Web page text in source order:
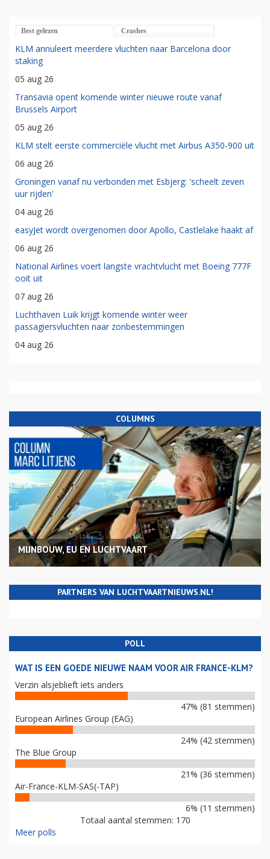
Best gelezen Crashes
KLM annuleert meerdere vluchten naar Barcelona door
staking
05 aug 26
Transavia opent komende winter nieuwe route vanaf
Brussels Airport
05 aug 26
KLM stelt eerste commerciële vlucht met Airbus A350-900 uit
06 aug 26
Groningen vanaf nu verbonden met Esbjerg: 'scheelt zeven
uur rijden'
04 aug 26
easyJet wordt overgenomen door Apollo, Castlelake haakt af
06 aug 26
National Airlines voert langste vrachtvlucht met Boeing 777F
ooit uit
07 aug 26
Luchthaven Luik krijgt komende winter weer
passagiersvluchten naar zonbestemmingen
04 aug 26
COLUMNS
MIJNBOUW, EU EN LUCHTVAART
PARTNERS VAN LUCHTVAARTNIEUWS.NL!
POLL
WAT IS EEN GOEDE NIEUWE NAAM VOOR AIR FRANCE-KLM?
Verzin alsjeblieft iets anders
47% (81 stemmen)
European Airlines Group (EAG)
24% (42 stemmen)
The Blue Group
21% (36 stemmen)
Air-France-KLM-SAS(-TAP)
6% (11 stemmen)
Totaal aantal stemmen: 170
Meer polls